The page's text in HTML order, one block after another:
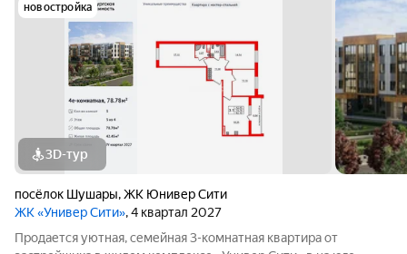
новостройка
3D-тур
посёлок Шушары,ЖК Юнивер Сити
ЖК «Универ Сити», 4 квартал 2027
Продается уютная, семейная 3-комнатная квартира от